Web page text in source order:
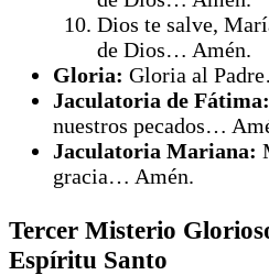
Dios te salve,
de Dios… Amén.
Gloria: Gloria al
Jaculatoria de Fátima:
nuestros pecados…
Jaculatoria Mariana:
gracia… Amén.
Tercer Misterio
Espíritu Santo